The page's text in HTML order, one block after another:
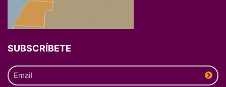
SUBSCRÍBETE